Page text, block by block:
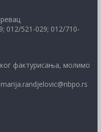
012/521-029; 012/710-
фактурисања, молимо